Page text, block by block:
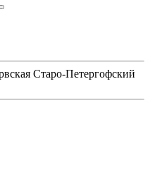
Старо-Петергофский